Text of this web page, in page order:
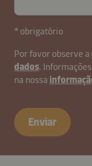
* obrigatório
Por favor observe a
dados.
na nossa
Enviar